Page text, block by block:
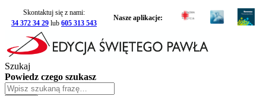
Skontaktuj się z nami:
34 372 34 29 lub 605 313 543
Nasze aplikacje:
Szukaj
Powiedz czego szukasz